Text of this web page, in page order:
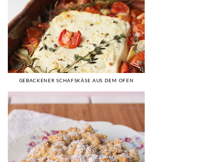
GEBACKENER SCHAFSKÄSE AUS DEM OFEN